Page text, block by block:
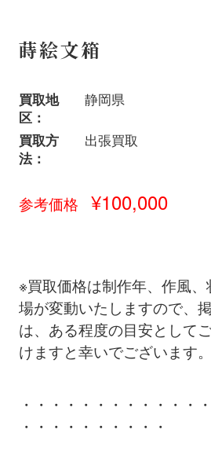
蒔絵文箱
買取地
区：
静岡県
買取方
法：
出張買取
参考価格 ¥100,000
※買取価格は制作年、作風
場が変動いたしますので、
は、ある程度の目安として
けますと幸いでございます。
・・・・・・・・・・・・
・・・・・・・・・・